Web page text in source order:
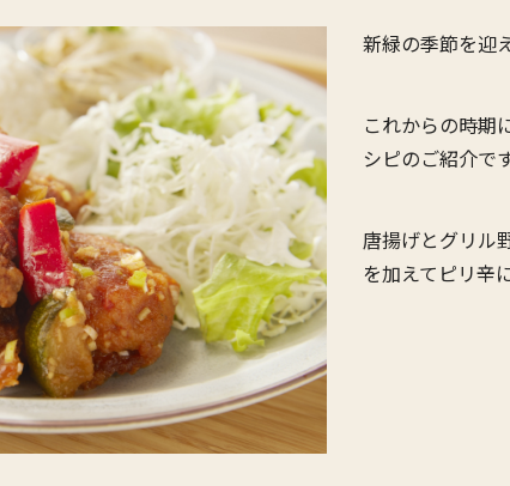
新緑の季節を迎
これからの時期
シピのご紹介です
唐揚げとグリル
を加えてピリ辛